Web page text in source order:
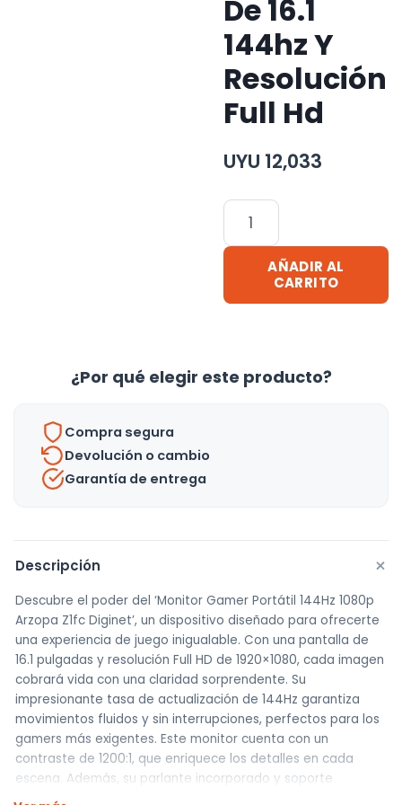
De 16.1
144hz Y
Resolución
Full Hd
UYU 12,033
Monitor
Gamer
Arzopa
Pantalla
144hz
AÑADIR AL
CARRITO
¿Por qué elegir este producto?
Compra segura
Devolución o cambio
Garantía de entrega
Descripción +
Descubre el poder del ‘Monitor Gamer Portátil 144Hz 1080p
Arzopa Z1fc Diginet’, un dispositivo diseñado para ofrecerte
una experiencia de juego inigualable. Con una pantalla de
16.1 pulgadas y resolución Full HD de 1920×1080, cada imagen
cobrará vida con una claridad sorprendente. Su
impresionante tasa de actualización de 144Hz garantiza
movimientos fluidos y sin interrupciones, perfectos para los
gamers más exigentes. Este monitor cuenta con un
contraste de 1200:1, que enriquece los detalles en cada
escena. Además, su parlante incorporado y soporte
integrado lo convierten en una opción versátil y práctica